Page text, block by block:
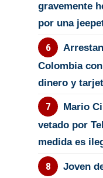
gravemente
por una
Colombia
dinero y
Mario
vetado por
medida es
Joven